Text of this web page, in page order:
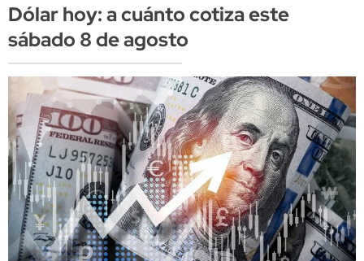
Dólar hoy: a cuánto cotiza este
sábado 8 de agosto